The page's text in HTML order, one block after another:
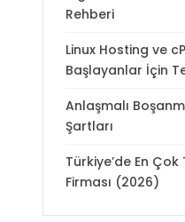
Rehberi
Linux Hosting ve
Başlayanlar İçin
Anlaşmalı
Şartları
Türkiye’de En Çok
Firması (2026)